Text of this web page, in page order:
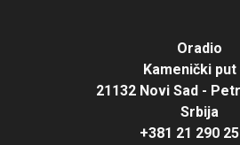
Oradio
Kamenički put
21132 Novi Sad -
Srbija
+381 21 290